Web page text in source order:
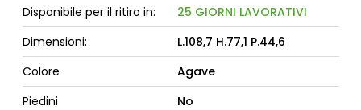
Disponibile per il ritiro in:
25 GIORNI LAVORATIVI
Dimensioni:
L.108,7 H.77,1 P.44,6
Colore
Agave
Piedini
No